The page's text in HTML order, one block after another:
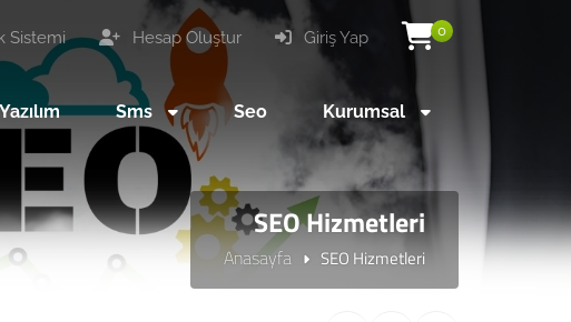
0
Giriş Yap
Hesap Oluştur
Sistemi
Yazılım Sms Seo Kurumsal
SEO Hizmetleri
Anasayfa SEO Hizmetleri